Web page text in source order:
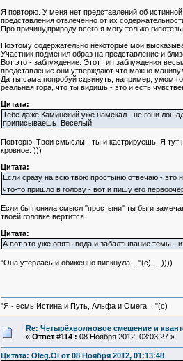
Я повторю. У меня нет представлений об
представления отвлеченно от их
Про причину,природу всего я могу только
Поэтому содержательно некоторые мои
Участник подменил образ на представление и
Вот это - заблуждение. Этот тип заблуждения
представление они утверждают что можно
Да ты сама попробуй сдвинуть, например, умом
реальная гора, что ты видишь - это и есть
Цитата:
Тебе даже Каминский уже намекал - не гони
приписываешь Веселый
Повторю. Твои смыслы - ты и кастрируешь. Я тут
кровное. )))
Цитата:
Если сразу на всю твою простыню отвечаю - это
что-то пришло в голову - вот и пишу его
Если бы поняла смысл "простыни" ты бы и
твоей головке вертится.
Цитата:
А вот это уже опять вода и забалтывание темы -
"Она утерлась и обиженно пискнула ..."(с) ... ))))
"Я - есмь Истина и Путь, Альфа и Омега ..."(с)
Re: Четырёхволновое смешение и
« Ответ #114 : 08 Ноября 2012, 03:03:27 »
Цитата: Oleg.Ol от 08 Ноября 2012, 01:13:48